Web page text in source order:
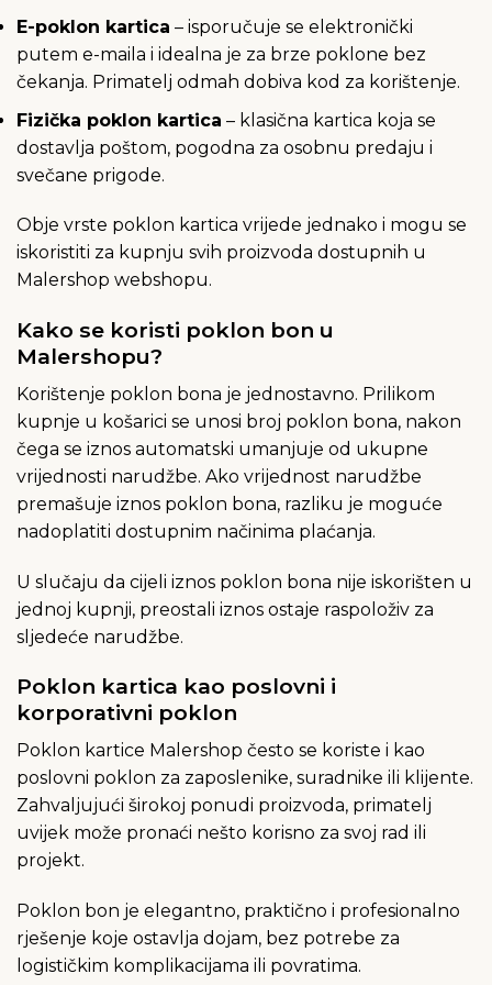
E-poklon kartica – isporučuje se elektronički
putem e-maila i idealna je za brze poklone bez
čekanja. Primatelj odmah dobiva kod za korištenje.
Fizička poklon kartica – klasična kartica koja se
dostavlja poštom, pogodna za osobnu predaju i
svečane prigode.
Obje vrste poklon kartica vrijede jednako i mogu se
iskoristiti za kupnju svih proizvoda dostupnih u
Malershop webshopu.
Kako se koristi poklon bon u
Malershopu?
Korištenje poklon bona je jednostavno. Prilikom
kupnje u košarici se unosi broj poklon bona, nakon
čega se iznos automatski umanjuje od ukupne
vrijednosti narudžbe. Ako vrijednost narudžbe
premašuje iznos poklon bona, razliku je moguće
nadoplatiti dostupnim načinima plaćanja.
U slučaju da cijeli iznos poklon bona nije iskorišten u
jednoj kupnji, preostali iznos ostaje raspoloživ za
sljedeće narudžbe.
Poklon kartica kao poslovni i
korporativni poklon
Poklon kartice Malershop često se koriste i kao
poslovni poklon za zaposlenike, suradnike ili klijente.
Zahvaljujući širokoj ponudi proizvoda, primatelj
uvijek može pronaći nešto korisno za svoj rad ili
projekt.
Poklon bon je elegantno, praktično i profesionalno
rješenje koje ostavlja dojam, bez potrebe za
logističkim komplikacijama ili povratima.